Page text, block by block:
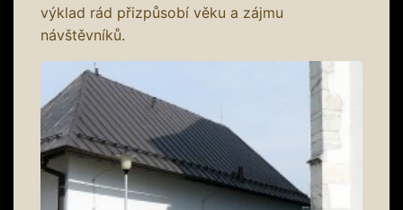
výklad rád přizpůsobí věku a zájmu
návštěvníků.